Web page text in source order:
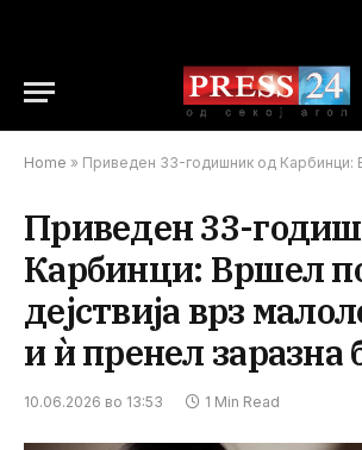
Home » Приведен 33-годишник од Карбинци: Вршел полови дејствија врз
Приведен 33-
Карбинци: Вршел
дејствија врз
и ѝ пренел заразна
10.06.2026 во 13:53 1 Min Read